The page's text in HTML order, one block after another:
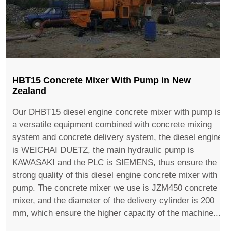
HBT15 Concrete Mixer With Pump in New
Zealand
Our DHBT15 diesel engine concrete mixer with pump is
a versatile equipment combined with concrete mixing
system and concrete delivery system, the diesel engine
is WEICHAI DUETZ, the main hydraulic pump is
KAWASAKI and the PLC is SIEMENS, thus ensure the
strong quality of this diesel engine concrete mixer with
pump. The concrete mixer we use is JZM450 concrete
mixer, and the diameter of the delivery cylinder is 200
mm, which ensure the higher capacity of the machine....